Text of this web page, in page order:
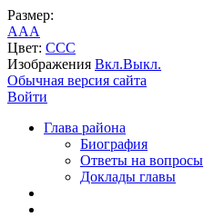
Размер:
AAA
Цвет: CCC
Изображения Вкл.Выкл.
Обычная версия сайта
Войти
Глава района
Биография
Ответы на вопросы
Доклады главы